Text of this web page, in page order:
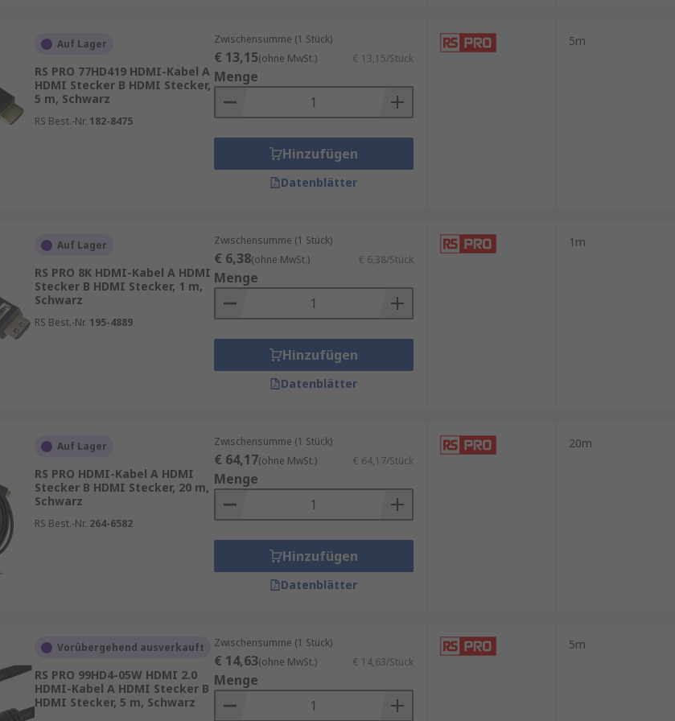
Auf Lager
RS PRO 77HD419 HDMI-Kabel A
HDMI Stecker B HDMI Stecker,
5 m, Schwarz
RS Best.-Nr. 182-8475
Zwischensumme (1 Stück)
€ 13,15(ohne MwSt.) € 13,15/Stück
Menge
Hinzufügen
Datenblätter
5m
Auf Lager
RS PRO 8K HDMI-Kabel A HDMI
Stecker B HDMI Stecker, 1 m,
Schwarz
RS Best.-Nr. 195-4889
Zwischensumme (1 Stück)
€ 6,38(ohne MwSt.) € 6,38/Stück
Menge
Hinzufügen
Datenblätter
1m
Auf Lager
RS PRO HDMI-Kabel A HDMI
Stecker B HDMI Stecker, 20 m,
Schwarz
RS Best.-Nr. 264-6582
Zwischensumme (1 Stück)
€ 64,17(ohne MwSt.) € 64,17/Stück
Menge
Hinzufügen
Datenblätter
20m
Vorübergehend ausverkauft
RS PRO 99HD4-05W HDMI 2.0
HDMI-Kabel A HDMI Stecker B
HDMI Stecker, 5 m, Schwarz
Zwischensumme (1 Stück)
€ 14,63(ohne MwSt.) € 14,63/Stück
Menge
5m